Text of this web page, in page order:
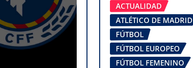
ACTUALIDAD
ATLÉTICO DE MADRID
FÚTBOL
FÚTBOL EUROPEO
FÚTBOL FEMENINO